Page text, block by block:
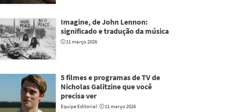
Imagine, de John Lennon:
significado e tradução da música
11 março 2026
5 filmes e programas de TV de
Nicholas Galitzine que você
precisa ver
Equipe Editorial 11 março 2026